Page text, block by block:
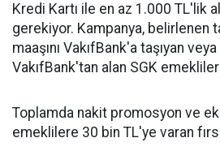
Kredi Kartı ile en az 1.000 TL'lik
gerekiyor. Kampanya, belirlenen
maaşını VakıfBank'a taşıyan
VakıfBank'tan alan SGK
Toplamda nakit promosyon ve
emeklilere 30 bin TL'ye varan